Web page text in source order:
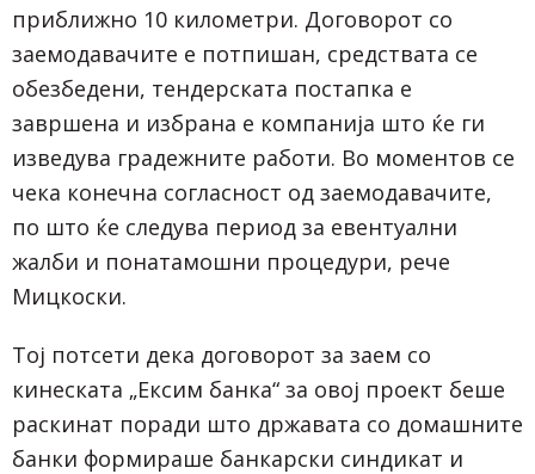
приближно 10 километри. Договорот со
заемодавачите е потпишан, средствата се
обезбедени, тендерската постапка е
завршена и избрана е компанија што ќе ги
изведува градежните работи. Во моментов се
чека конечна согласност од заемодавачите,
по што ќе следува период за евентуални
жалби и понатамошни процедури, рече
Мицкоски.
Тој потсети дека договорот за заем со
кинеската „Ексим банка“ за овој проект беше
раскинат поради што државата со домашните
банки формираше банкарски синдикат и